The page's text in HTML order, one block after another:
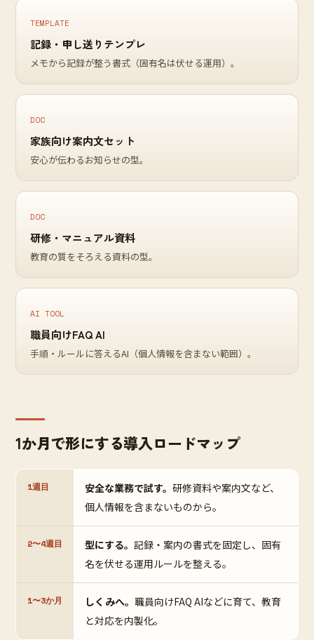
TEMPLATE
記録・申し送りテンプレ
メモから記録が整う書式（固有名は伏せる運用）。
DOC
家族向け案内文セット
安心が伝わるお知らせの型。
DOC
研修・マニュアル資料
教育の質をそろえる資料の型。
AI TOOL
職員向けFAQ AI
手順・ルールに答えるAI（個人情報を含まない範囲）。
1か月で形にする導入ロードマップ
1週目 安全な業務で試す。 研修資料や案内文など、
個人情報を含まないものから。
2〜4週目 型にする。 記録・案内の書式を固定し、固有
名を伏せる運用ルールを整える。
1〜3か月 しくみへ。 職員向けFAQ AIなどに育て、教育
と対応を内製化。